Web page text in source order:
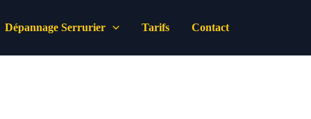
Dépannage Serrurier Tarifs Contact